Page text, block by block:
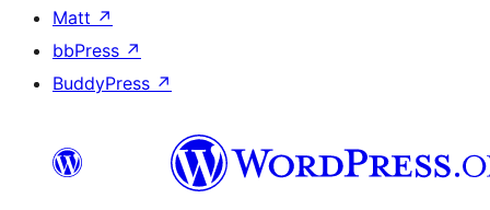
Matt ↗
bbPress ↗
BuddyPress ↗